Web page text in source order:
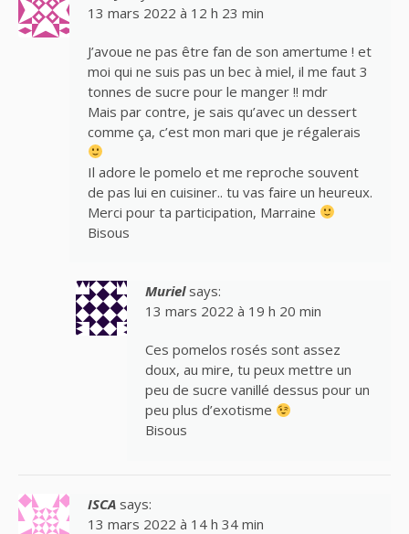
13 mars 2022 à 12 h 23 min
J’avoue ne pas être fan de son amertume ! et
moi qui ne suis pas un bec à miel, il me faut 3
tonnes de sucre pour le manger !! mdr
Mais par contre, je sais qu’avec un dessert
comme ça, c’est mon mari que je régalerais
Il adore le pomelo et me reproche souvent
de pas lui en cuisiner.. tu vas faire un heureux.
Merci pour ta participation, Marraine
Bisous
Muriel says:
13 mars 2022 à 19 h 20 min
Ces pomelos rosés sont assez
doux, au mire, tu peux mettre un
peu de sucre vanillé dessus pour un
peu plus d’exotisme
Bisous
ISCA says:
13 mars 2022 à 14 h 34 min